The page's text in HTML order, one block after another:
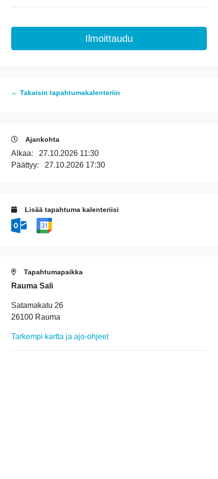
← Takaisin tapahtumakalenteriin
Ajankohta
Alkaa: 27.10.2026 11:30
Päättyy: 27.10.2026 17:30
Lisää tapahtuma kalenteriisi
Tapahtumapaikka
Rauma Sali
Satamakatu 26
26100 Rauma
Tarkempi kartta ja ajo-ohjeet